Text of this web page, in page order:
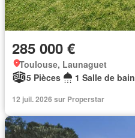
285 000 €
Toulouse, Launaguet
5 Pièces
1 Salle de bain
12 juil. 2026 sur Properstar